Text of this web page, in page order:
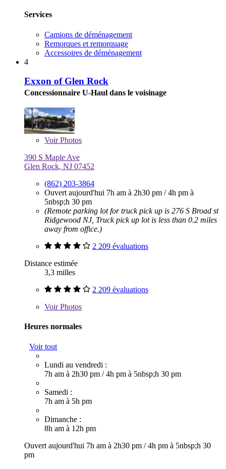
Services
Camions de déménagement
Remorques et remorquage
Accessoires de déménagement
4
Exxon of Glen Rock
Concessionnaire U-Haul dans le voisinage
VoirPhotos
390 S Maple Ave
Glen Rock, NJ 07452
(862) 203-3864
Ouvert aujourd'hui 7h am à 2h30 pm /4h pm à
5nbsp;h 30 pm
(Remote parking lot for truck pick up is 276 S Broad st
Ridgewood NJ, Truck pick up lot is less than 0.2 miles
away from office.)
2 209 évaluations
Distance estimée
3,3 milles
2 209 évaluations
VoirPhotos
Heures normales
Voir tout
Lundi au vendredi :
7h am à 2h30 pm /4h pm à 5nbsp;h 30 pm
Samedi :
7h am à 5h pm
Dimanche :
8h am à 12h pm
Ouvert aujourd'hui 7h am à 2h30 pm /4h pm à 5nbsp;h 30
pm